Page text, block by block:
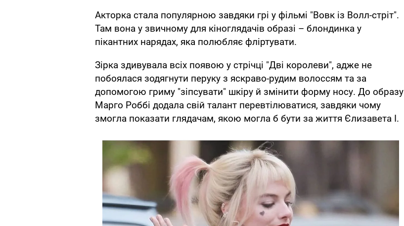
Акторка стала популярною завдяки грі у фільмі "Вовк із Волл-стріт".
Там вона у звичному для кіноглядачів образі – блондинка у
пікантних нарядах, яка полюбляє фліртувати.
Зірка здивувала всіх появою у стрічці "Дві королеви", адже не
побоялася зодягнути перуку з яскраво-рудим волоссям та за
допомогою гриму "зіпсувати" шкіру й змінити форму носу. До образу
Марго Роббі додала свій талант перевтілюватися, завдяки чому
змогла показати глядачам, якою могла б бути за життя Єлизавета I.